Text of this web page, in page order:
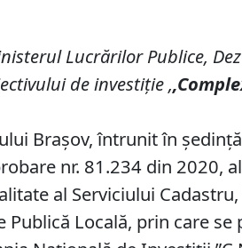
Lucrărilor Publice,
de investiţie,,Co
Brașov, întrunit în
nr. 81.234 din 2020,
al Serviciului
Publică Locală, prin care